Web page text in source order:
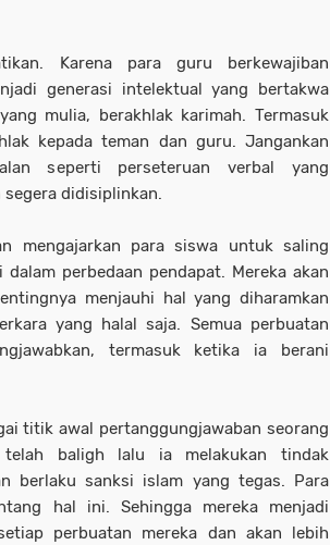
Karena para guru berkewajiban
generasi intelektual yang bertakwa
mulia, berakhlak karimah. Termasuk
kepada teman dan guru. Jangankan
seperti perseteruan verbal yang
didisiplinkan.
mengajarkan para siswa untuk saling
perbedaan pendapat. Mereka akan
menjauhi hal yang diharamkan
yang halal saja. Semua perbuatan
termasuk ketika ia berani
titik awal pertanggungjawaban seorang
telah baligh lalu ia melakukan tindak
berlaku sanksi islam yang tegas. Para
hal ini. Sehingga mereka menjadi
perbuatan mereka dan akan lebih